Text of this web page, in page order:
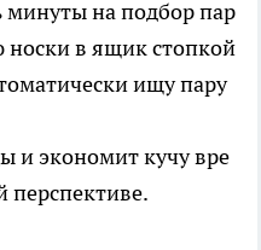
минуты на подбор пар
носки в ящик стопкой
ищу пару
и экономит кучу вре
перспективе.